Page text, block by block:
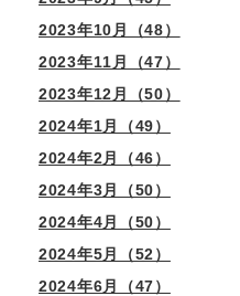
2023年10月（48）
2023年11月（47）
2023年12月（50）
2024年1月（49）
2024年2月（46）
2024年3月（50）
2024年4月（50）
2024年5月（52）
2024年6月（47）